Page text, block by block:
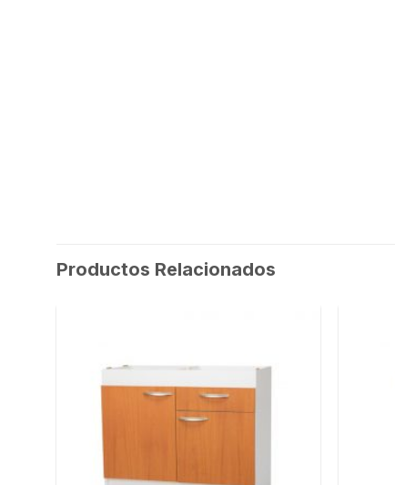
Productos Relacionados